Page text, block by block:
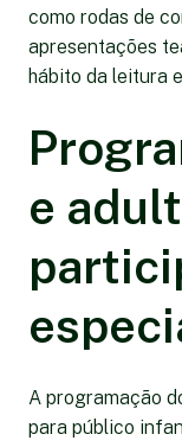
como rodas de
apresentações
hábito da leitura
e
A programação
para público